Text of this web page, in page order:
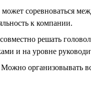
соревноваться
к компании.
решать
и на уровне
организовывать